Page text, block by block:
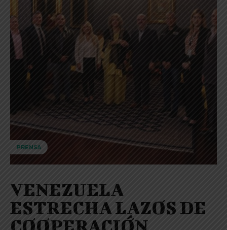
PRENSA
VENEZUELA
ESTRECHA LAZOS DE
COOPERACIÓN